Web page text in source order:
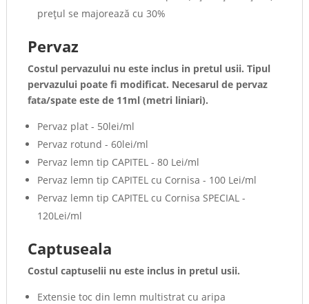
preţul se majorează cu 30%
Pervaz
Costul pervazului nu este inclus in pretul usii. Tipul
pervazului poate fi modificat. Necesarul de pervaz
fata/spate este de 11ml (metri liniari).
Pervaz plat - 50lei/ml
Pervaz rotund - 60lei/ml
Pervaz lemn tip CAPITEL - 80 Lei/ml
Pervaz lemn tip CAPITEL cu Cornisa - 100 Lei/ml
Pervaz lemn tip CAPITEL cu Cornisa SPECIAL -
120Lei/ml
Captuseala
Costul captuselii nu este inclus in pretul usii.
Extensie toc din lemn multistrat cu aripa